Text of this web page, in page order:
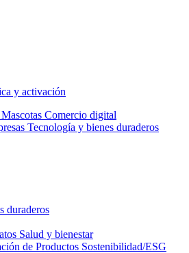
y activación
Mascotas Comercio digital
Tecnología y bienes duraderos
duraderos
Salud y bienestar
de Productos Sostenibilidad/ESG